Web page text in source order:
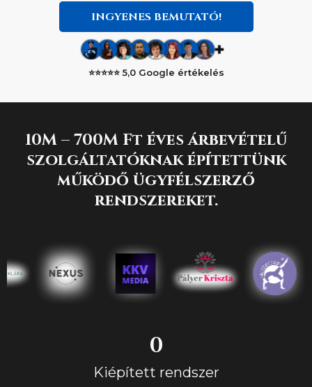
INGYENES BEMUTATÓ!
⭐⭐⭐⭐⭐5,0 Google értékelés
10M – 700M Ft éves árbevételű
szolgáltatóknak építettünk
működő ügyfélszerző
rendszereket.
0
Kiépített rendszer